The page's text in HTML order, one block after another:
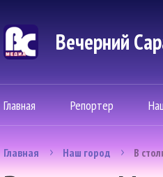
Вечерний
Главная Репортер
Главная Наш город В